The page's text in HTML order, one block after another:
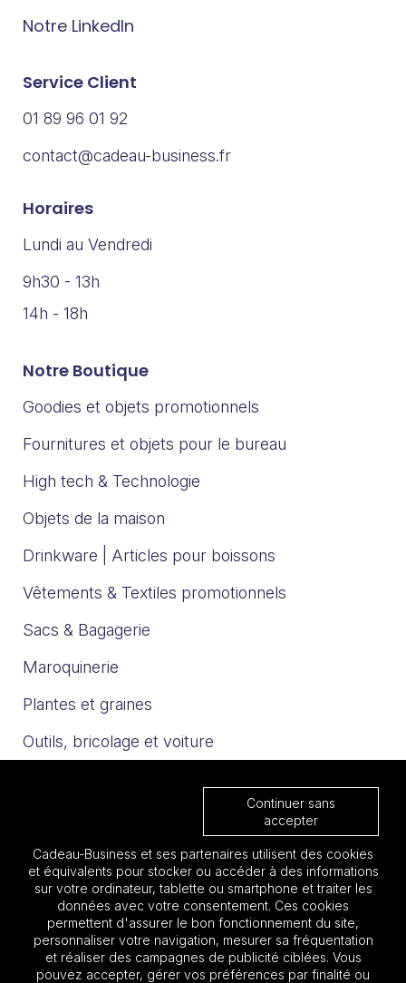
Notre LinkedIn
Service Client
01 89 96 01 92
contact@cadeau-business.fr
Horaires
Lundi au Vendredi
9h30 - 13h
14h - 18h
Notre Boutique
Goodies et objets promotionnels
Fournitures et objets pour le bureau
High tech & Technologie
Objets de la maison
Drinkware | Articles pour boissons
Vêtements & Textiles promotionnels
Sacs & Bagagerie
Maroquinerie
Plantes et graines
Outils, bricolage et voiture
Nos catalogues
Les must 2025
Focus BTP
Continuer sans
accepter
Cadeau-Business et ses partenaires utilisent des cookies
et équivalents pour stocker ou accéder à des informations
sur votre ordinateur, tablette ou smartphone et traiter les
données avec votre consentement. Ces cookies
permettent d'assurer le bon fonctionnement du site,
personnaliser votre navigation, mesurer sa fréquentation
et réaliser des campagnes de publicité ciblées. Vous
pouvez accepter, gérer vos préférences par finalité ou